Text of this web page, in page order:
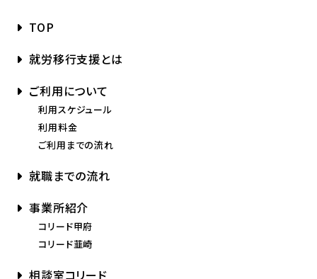
TOP
就労移行支援とは
ご利用について
利用スケジュール
利用料金
ご利用までの流れ
就職までの流れ
事業所紹介
コリード甲府
コリード韮崎
相談室コリード